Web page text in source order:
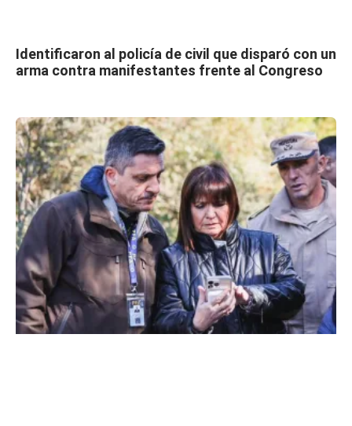
Identificaron al policía de civil que disparó con un
arma contra manifestantes frente al Congreso